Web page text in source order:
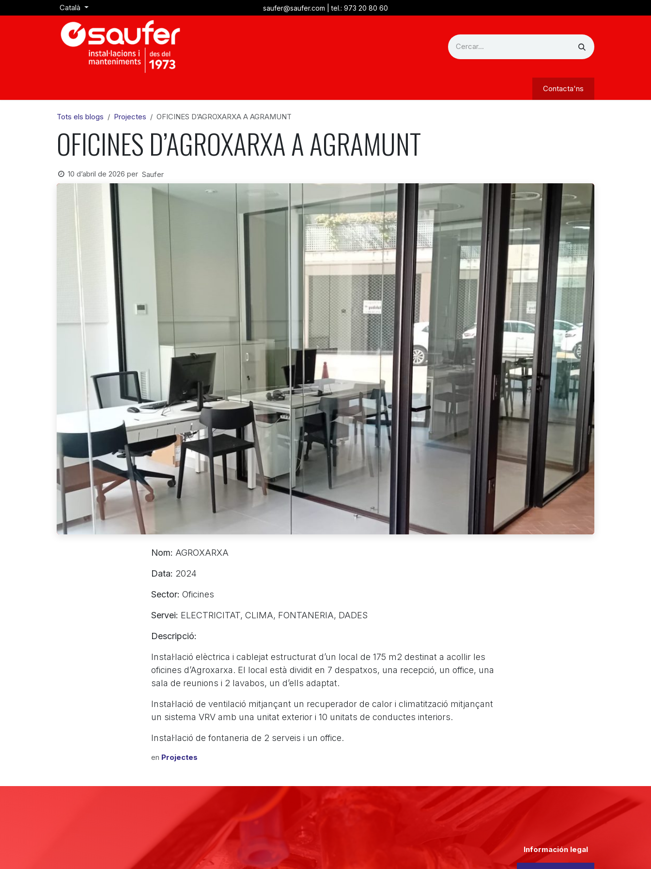
Skip to ContentCatalà saufer@saufer.com |tel.: 973 20 80 60
Contacta'ns
Tots els blogs Projectes OFICINES D’AGROXARXA A AGRAMUNT
OFICINES D’AGROXARXA A AGRAMUNT
10 d’abril de 2026 per Saufer
Nom: AGROXARXA
Data: 2024
Sector: Oficines
Servei: ELECTRICITAT, CLIMA, FONTANERIA, DADES
Descripció:
Instal·lació elèctrica i cablejat estructurat d’un local de 175 m2 destinat a acollir les
oficines d’Agroxarxa. El local està dividit en 7 despatxos, una recepció, un office, una
sala de reunions i 2 lavabos, un d’ells adaptat.
Instal·lació de ventilació mitjançant un recuperador de calor i climatització mitjançant
un sistema VRV amb una unitat exterior i 10 unitats de conductes interiors.
Instal·lació de fontaneria de 2 serveis i un office.
en Projectes
Información legal